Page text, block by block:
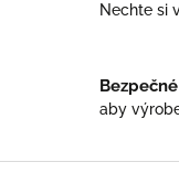
Nechte si
aby